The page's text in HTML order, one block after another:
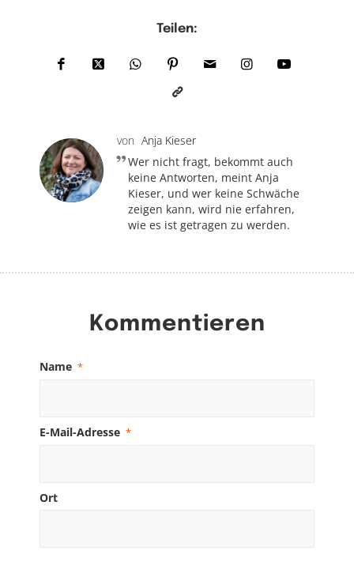
Teilen:
von Anja Kieser
Wer nicht fragt, bekommt auch
keine Antworten, meint Anja
Kieser, und wer keine Schwäche
zeigen kann, wird nie erfahren,
wie es ist getragen zu werden.
Kommentieren
Name *
E-Mail-Adresse *
Ort